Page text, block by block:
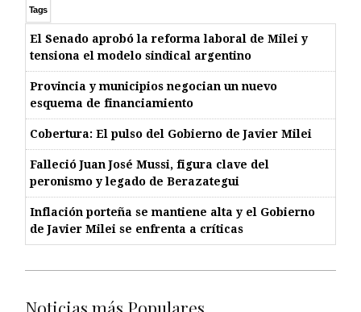
Tags
El Senado aprobó la reforma laboral de Milei y
tensiona el modelo sindical argentino
Provincia y municipios negocian un nuevo
esquema de financiamiento
Cobertura: El pulso del Gobierno de Javier Milei
Falleció Juan José Mussi, figura clave del
peronismo y legado de Berazategui
Inflación porteña se mantiene alta y el Gobierno
de Javier Milei se enfrenta a críticas
Noticias más Populares